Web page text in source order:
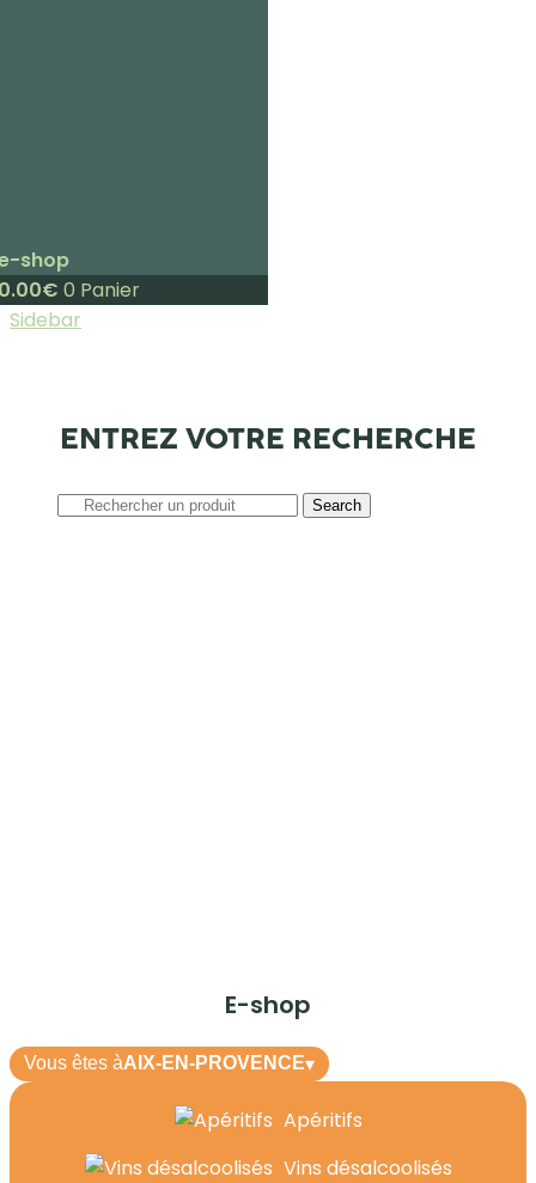
shop
€ 0 Panier
Sidebar
ENTREZ VOTRE RECHERCHE
Search
E-shop
Vous êtes àAIX-EN-PROVENCE▾
Apéritifs
Vins désalcoolisés